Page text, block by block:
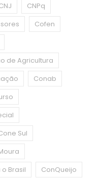
CNPq
Cofen
de Agricultura
Conab
Sul
Brasil
ConQueijo